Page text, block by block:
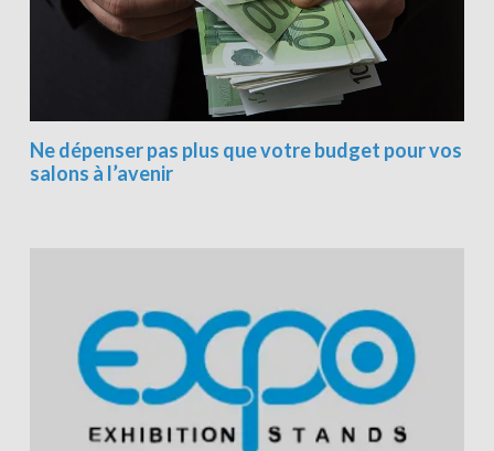
Ne dépenser pas plus que votre budget pour vos
salons à l’avenir